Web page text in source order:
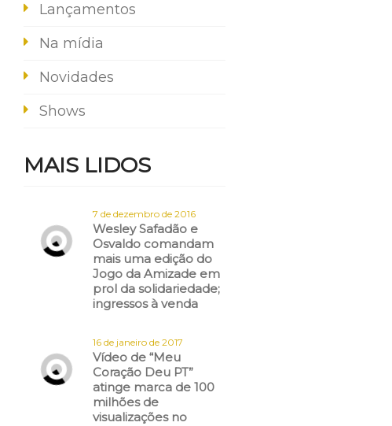
Lançamentos
Na mídia
Novidades
Shows
MAIS LIDOS
7 de dezembro de 2016
Wesley Safadão e
Osvaldo comandam
mais uma edição do
Jogo da Amizade em
prol da solidariedade;
ingressos à venda
16 de janeiro de 2017
Vídeo de “Meu
Coração Deu PT”
atinge marca de 100
milhões de
visualizações no